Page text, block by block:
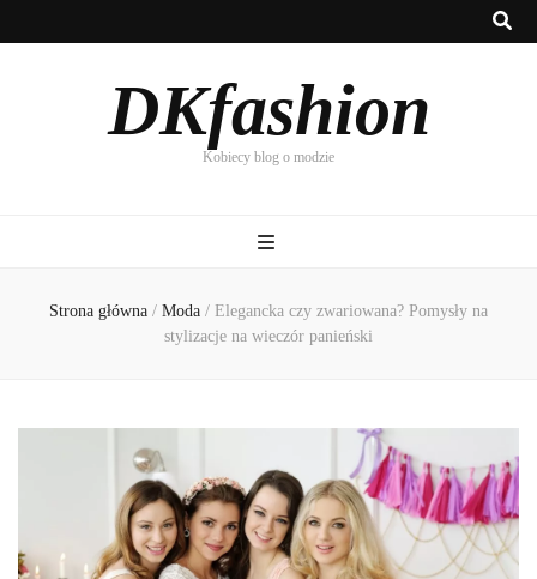
DKfashion
Kobiecy blog o modzie
Strona główna / Moda / Elegancka czy zwariowana? Pomysły na
stylizacje na wieczór panieński